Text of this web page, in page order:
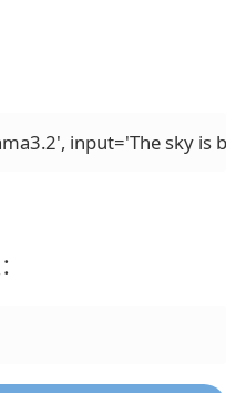
input='The sky is